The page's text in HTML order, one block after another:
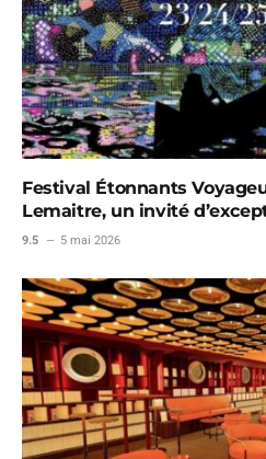
Festival Étonnants
Lemaitre, un invité
9.5 5 mai 2026